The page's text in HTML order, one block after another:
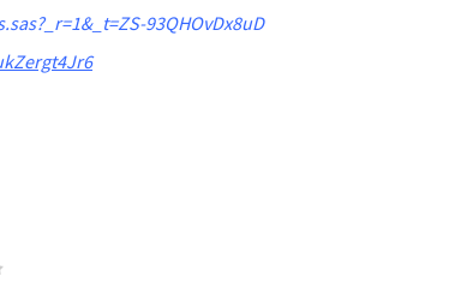
93QHOvDx8uD